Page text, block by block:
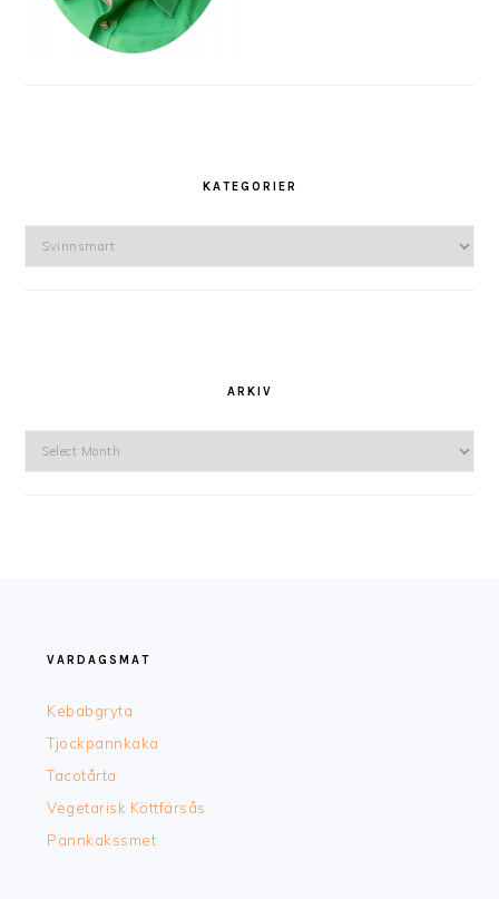
KATEGORIER
ARKIV
VARDAGSMAT
Kebabgryta
Tjockpannkaka
Tacotårta
Vegetarisk Köttfärsås
Pannkakssmet